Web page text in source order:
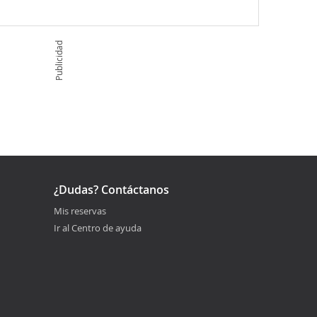
Publicidad
¿Dudas? Contáctanos
Mis reservas
Ir al Centro de ayuda